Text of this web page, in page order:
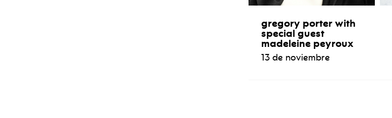
gregory porter with
special guest
madeleine peyroux
13 de noviembre